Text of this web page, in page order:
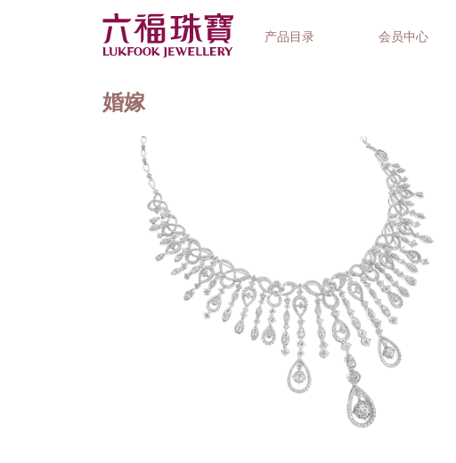
产品目录 会员中心
钟表品牌
婚嫁